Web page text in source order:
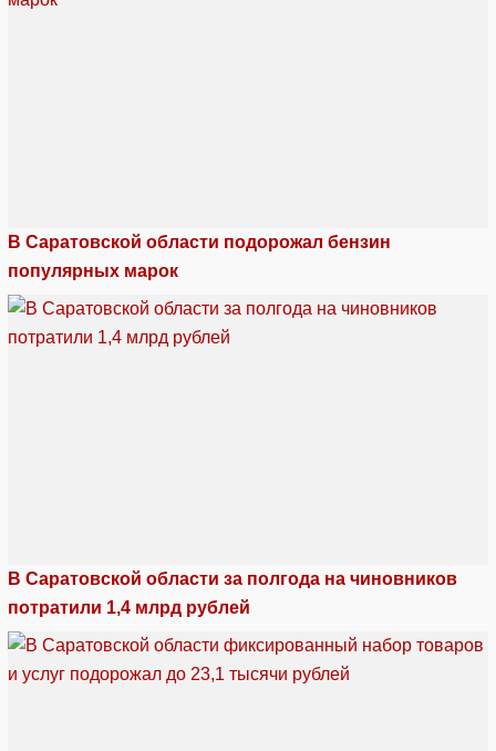
В Саратовской области подорожал бензин
популярных марок
В Саратовской области за полгода на чиновников
потратили 1,4 млрд рублей